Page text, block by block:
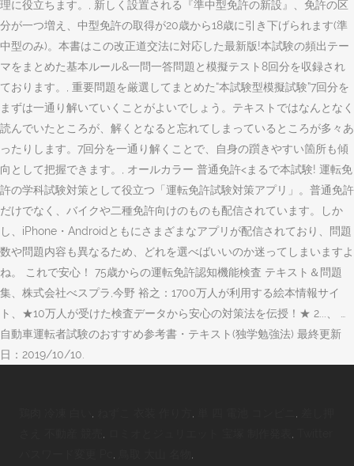
理に役立ちます。, 新しく設置される『準中型免許の新設』、免許の区
分が一つ増え、中型免許の取得が20歳から18歳に引き下げられます(準
中型のみ)。本書はこの改正道交法に対応した最新版!本試験の頻出テー
マをまとめた基本ルール&一問一答問題と模擬テスト8回分を収録され
ております。, 重要問題を厳選してまとめた“本試験型模擬試験”7回分を
まずは一通り解いていくことがよいでしょう。テキストではなんとなく
読んでいたところが、解くとなると忘れてしまっているところが多々あ
ったりします。7回分を一通り解くことで、自身の躓きやすい箇所も傾
向として把握できます。, オールカラー 普通免許<まるで本試験! 運転免
許の学科試験対策として役立つ「運転免許試験対策アプリ」。普通免許
だけでなく、バイクや二種免許向けのものも配信されています。しか
し、iPhone・Androidともにさまざまなアプリが配信されており、問題
数や問題内容も異なるため、どれを選べばいいのか迷ってしまいますよ
ね。 これで安心！ 75歳からの運転免許認知機能検査 テキスト＆問題
集、株式会社べスプラ,今野 裕之：1700万人が利用する絵本情報サイ
ト、★10万人が受けた検査データから安心の対策法を伝授！★ 2...、 …
自動車運転者試験のおすすめ参考書・テキスト(独学勉強法) 最終更新
日：2019/10/10.